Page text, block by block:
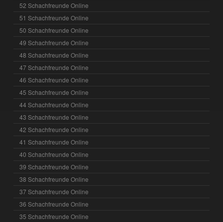
52 Schachfreunde Online
51 Schachfreunde Online
50 Schachfreunde Online
49 Schachfreunde Online
48 Schachfreunde Online
47 Schachfreunde Online
46 Schachfreunde Online
45 Schachfreunde Online
44 Schachfreunde Online
43 Schachfreunde Online
42 Schachfreunde Online
41 Schachfreunde Online
40 Schachfreunde Online
39 Schachfreunde Online
38 Schachfreunde Online
37 Schachfreunde Online
36 Schachfreunde Online
35 Schachfreunde Online